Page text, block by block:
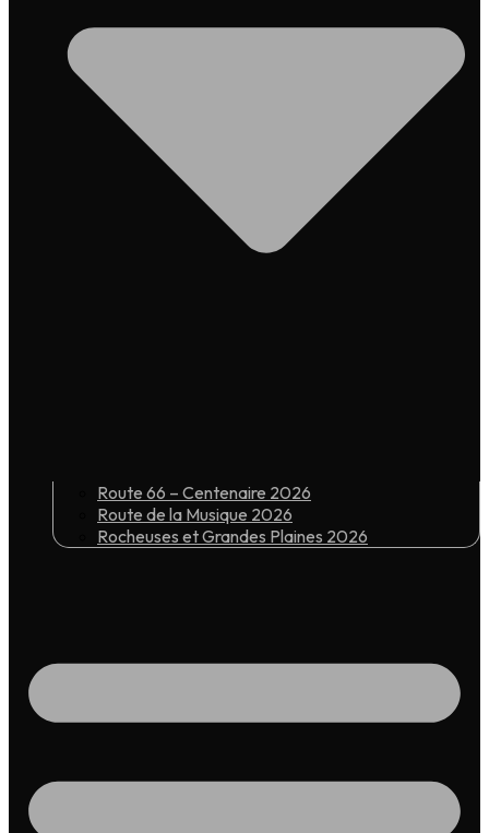
Route 66 – Centenaire 2026
Route de la Musique 2026
Rocheuses et Grandes Plaines 2026